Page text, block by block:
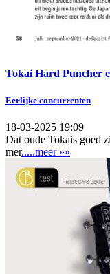
Tokai Hard Puncher
Eerlijke concurrenten
18-03-2025 19:09
Dat oude Tokais goed
mer.....meer »»